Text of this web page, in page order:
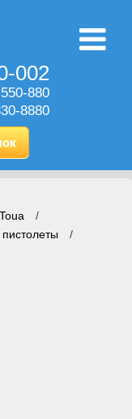
002
880
8880
/
/